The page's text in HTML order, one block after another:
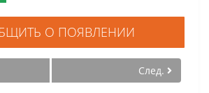
О ПОЯВЛЕНИИ
След.